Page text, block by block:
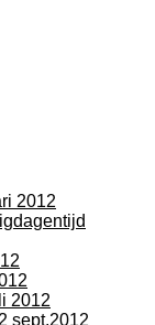
2012
2012
sept.2012